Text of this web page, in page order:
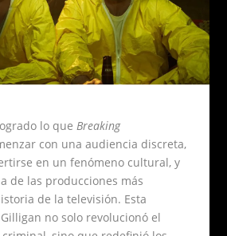
lo que Breaking
con una audiencia discreta,
en un fenómeno cultural, y
de las producciones más
de la televisión. Esta
no solo revolucionó el